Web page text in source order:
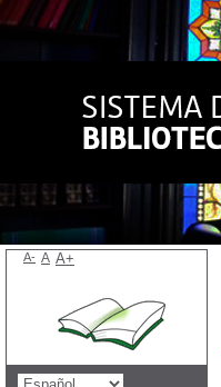
A- A A+